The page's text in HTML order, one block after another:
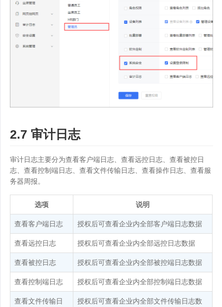
2.7 审计日志
审计日志主要分为查看客户端日志、查看远控日志、查看被控日
志、查看控制端日志、查看文件传输日志、查看操作日志、查看服
务器周报。
选项 说明
查看客户端日志 授权后可查看企业内全部客户端日志数据
查看远控日志 授权后可查看企业内全部远控日志数据
查看被控日志 授权后可查看企业内全部被控端日志数据
查看控制端日志 授权后可查看企业内全部控制端日志数据
查看文件传输日
授权后可查看企业内全部文件传输日志数